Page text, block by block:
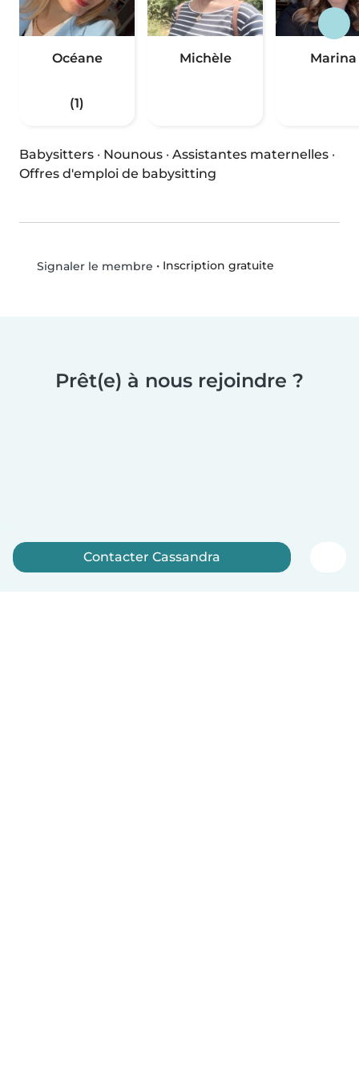
Océane
(1)
Michèle Marina
Babysitters · Nounous · Assistantes maternelles ·
Offres d'emploi de babysitting
Signaler le membre • Inscription gratuite
Prêt(e) à nous rejoindre ?
Contacter Cassandra